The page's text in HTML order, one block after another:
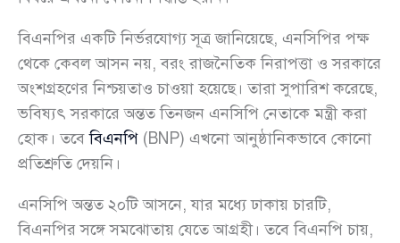
বিএনপির একটি নির্ভরযোগ্য সূত্র জানিয়েছে, এনসিপির পক্ষ
থেকে কেবল আসন নয়, বরং রাজনৈতিক নিরাপত্তা ও সরকারে
অংশগ্রহণের নিশ্চয়তাও চাওয়া হয়েছে। তারা সুপারিশ করেছে,
ভবিষ্যৎ সরকারে অন্তত তিনজন এনসিপি নেতাকে মন্ত্রী করা
হোক। তবেবিএনপি (BNP) এখনো আনুষ্ঠানিকভাবে কোনো
প্রতিশ্রুতি দেয়নি।
এনসিপি অন্তত ২০টি আসনে, যার মধ্যে ঢাকায় চারটি,
বিএনপির সঙ্গে সমঝোতায় যেতে আগ্রহী। তবে বিএনপি চায়,